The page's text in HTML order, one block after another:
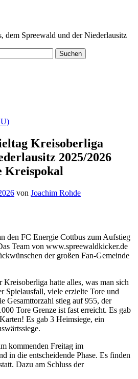
dem Spreewald und der Niederlausitz
Suchen
Kreisoberliga
2025/2026
Kreispokal
von Joachim Rohde
den FC Energie Cottbus zum Aufstieg
Team von www.spreewaldkicker.de
der großen Fan-Gemeinde
hatte alles, was man sich
Spielausfall, viele erzielte Tore und
Gesamttorzahl stieg auf 955, der
Tore Grenze ist fast erreicht. Es gab
Es gab 3 Heimsiege, ein
kommenden Freitag im
in die entscheidende Phase. Es finden
Dazu am Schluss der